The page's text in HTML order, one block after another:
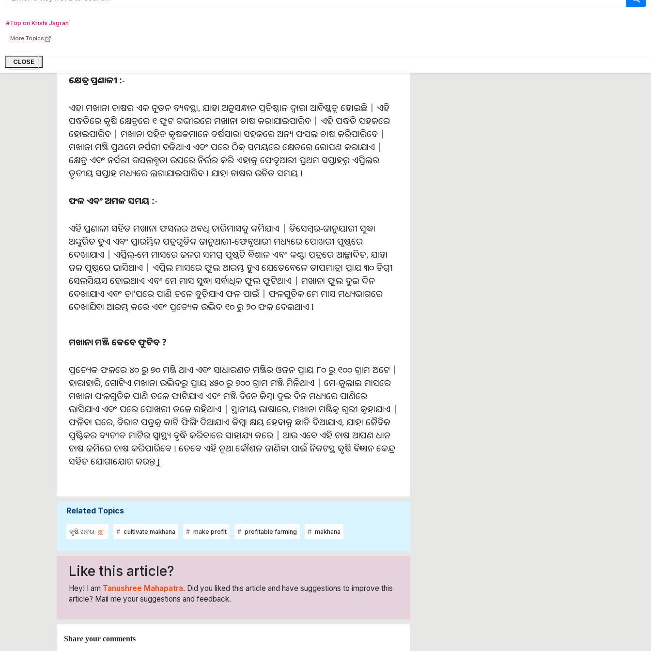
#Top on Krishi Jagran
More Topics
CLOSE
କ୍ଷେତ୍ର ପ୍ରଣାଳୀ :-
ଏହା ମଖାନା ଚାଷର ଏକ ନୂତନ ବ୍ୟବସ୍ଥା, ଯାହା ଅନୁସନ୍ଧାନ ପ୍ରତିଷ୍ଠାନ ଦ୍ୱାରା ଆବିଷ୍କୃତ ହୋଇଛି | ଏହି
ପଦ୍ଧତିରେ କୃଷି କ୍ଷେତ୍ରରେ ୧ ଫୁଟ ଗଭୀରରେ ମଖାନା ଚାଷ କରାଯାଇପାରିବ | ଏହି ପଦ୍ଧତି ସହଜରେ
ହୋଇପାରିବ | ମଖାନା ସହିତ କୃଷକମାନେ ବର୍ଷସାରା ସହଜରେ ଅନ୍ୟ ଫସଲ ଚାଷ କରିପାରିବେ |
ମଖାନା ମଞ୍ଜି ପ୍ରଥମେ ନର୍ସରୀ ବଢିଥାଏ ଏବଂ ପରେ ଠିକ୍ ସମୟରେ କ୍ଷେତରେ ରୋପଣ କରାଯାଏ |
କ୍ଷେତ୍ର ଏବଂ ନର୍ସରୀ ଉପଲବ୍ଧତା ଉପରେ ନିର୍ଭର କରି ଏହାକୁ ଫେବୃଆରୀ ପ୍ରଥମ ସପ୍ତାହରୁ ଏପ୍ରିଲର
ତୃତୀୟ ସପ୍ତାହ ମଧ୍ୟରେ ଲଗାଯାଇପାରିବ l ଯାହା ଚାଷର ଉଚିତ ସମୟ l
ଫଳ ଏବଂ ଅମଳ ସମୟ :-
ଏହି ପ୍ରଣାଳୀ ସହିତ ମଖାନା ଫସଲର ଅବଧି ଚାରିମାସକୁ କମିଯାଏ | ଡିସେମ୍ବର-ଜାନୁୟାରୀ ସୁଦ୍ଧା
ଅଙ୍କୁରିତ ହୁଏ ଏବଂ ପ୍ରାରମ୍ଭିକ ପତ୍ରଗୁଡିକ ଜାନୁଆରୀ-ଫେବୃଆରୀ ମଧ୍ୟରେ ପୋଖରୀ ପୃଷ୍ଠରେ
ଦେଖାଯାଏ | ଏପ୍ରିଲ୍-ମେ ମାସରେ ଜଳର ସମଗ୍ର ପୃଷ୍ଠଟି ବିଶାଳ ଏବଂ କଣ୍ଟା ପତ୍ରରେ ଆଚ୍ଛାଦିତ, ଯାହା
ଜଳ ପୃଷ୍ଠରେ ଭାସିଥାଏ | ଏପ୍ରିଲ ମାସରେ ଫୁଲ ଆରମ୍ଭ ହୁଏ ଯେତେବେଳେ ତାପମାତ୍ରା ପ୍ରାୟ ୩୦ ଡିଗ୍ରୀ
ସେଲସିୟସ ହୋଇଥାଏ ଏବଂ ମେ ମାସ ସୁଦ୍ଧା ସର୍ବାଧିକ ଫୁଲ ଫୁଟିଥାଏ | ମଖାନା ଫୁଲ ଦୁଇ ଦିନ
ଦେଖାଯାଏ ଏବଂ ତା’ପରେ ପାଣି ତଳେ ବୁଡ଼ିଯାଏ ଫଳ ପାଇଁ | ଫଳଗୁଡିକ ମେ ମାସ ମଧ୍ୟଭାଗରେ
ଦେଖାଯିବା ଆରମ୍ଭ କରେ ଏବଂ ପ୍ରତ୍ୟେକ ଉଦ୍ଭିଦ ୧୦ ରୁ ୨୦ ଫଳ ଦେଇଥାଏ l
ମଖାନା ମଞ୍ଜି କେବେ ଫୁଟିବ ?
ପ୍ରତ୍ୟେକ ଫଳରେ ୪୦ ରୁ ୭୦ ମଞ୍ଜି ଥାଏ ଏବଂ ସାଧାରଣତ ମଞ୍ଜିର ଓଜନ ପ୍ରାୟ ୮୦ ରୁ ୧୦୦ ଗ୍ରାମ ଅଟେ |
ହାରାହାରି, ଗୋଟିଏ ମଖାନା ଉଦ୍ଭିଦରୁ ପ୍ରାୟ ୪୫୦ ରୁ ୭୦୦ ଗ୍ରାମ ମଞ୍ଜି ମିଳିଥାଏ | ମେ-ଜୁଲାଇ ମାସରେ
ମଖାନା ଫଳଗୁଡିକ ପାଣି ତଳେ ଫାଟିଯାଏ ଏବଂ ମଞ୍ଜି ଦିନେ କିମ୍ବା ଦୁଇ ଦିନ ମଧ୍ୟରେ ପାଣିରେ
ଭାସିଯାଏ ଏବଂ ପରେ ପୋଖରୀ ତଳେ ରହିଥାଏ | ସ୍ଥାନୀୟ ଭାଷାରେ, ମଖାନା ମଞ୍ଜିକୁ ଗୁରୀ କୁହାଯାଏ |
ଫଳିବା ପରେ, ବିରାଟ ପତ୍ରକୁ କାଟି ଫିଙ୍ଗି ଦିଆଯାଏ କିମ୍ବା କ୍ଷୟ ହେବାକୁ ଛାଡି ଦିଆଯାଏ, ଯାହା ଜୈବିକ
ପୁଷ୍ଟିକର ବ୍ୟତୀତ ମାଟିର ସ୍ୱାସ୍ଥ୍ୟ ବୃଦ୍ଧି କରିବାରେ ସାହାଯ୍ୟ କରେ | ଆଉ ଏବେ ଏହି ଚାଷ ଆପଣ ଧାନ
ଚାଷ ଜମିରେ ଚାଷ କରିପାରିବେ l ତେବେ ଏହି ନୂଆ କୌଶଳ ଜାଣିବା ପାଇଁ ନିକଟସ୍ଥ କୃଷି ବିଜ୍ଞାନ କେନ୍ଦ୍ର
ସହିତ ଯୋଗାଯୋଗ କରନ୍ତୁ l
Related Topics
କୃଷି ଖବର cultivate makhana make profit profitable farming makhana
Like this article?
Hey! I am Tanushree Mahapatra. Did you liked this article and have suggestions to improve this
article? Mail me your suggestions and feedback.
Share your comments